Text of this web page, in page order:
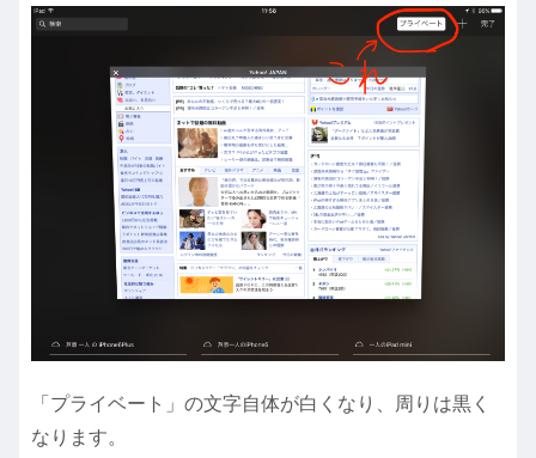
「プライベート」の文字自体が白くなり、周りは黒く
なります。